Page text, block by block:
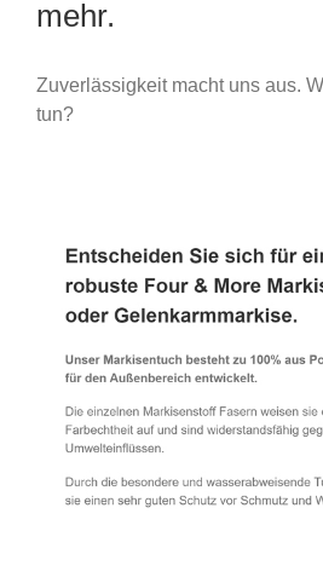
mehr.
Zuverlässigkeit macht uns aus.
tun?